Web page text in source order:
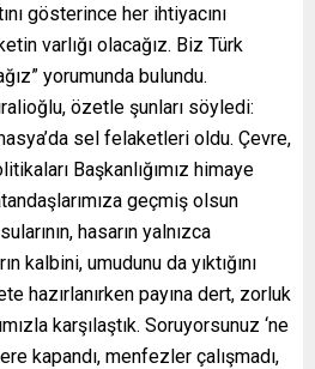
gösterince her ihtiyacını
varlığı olacağız. Biz Türk
yorumunda bulundu.
özetle şunları söyledi:
sel felaketleri oldu. Çevre,
Başkanlığımız himaye
geçmiş olsun
hasarın yalnızca
kalbini, umudunu da yıktığını
hazırlanırken payına dert, zorluk
karşılaştık. Soruyorsunuz ‘ne
kapandı, menfezler çalışmadı,